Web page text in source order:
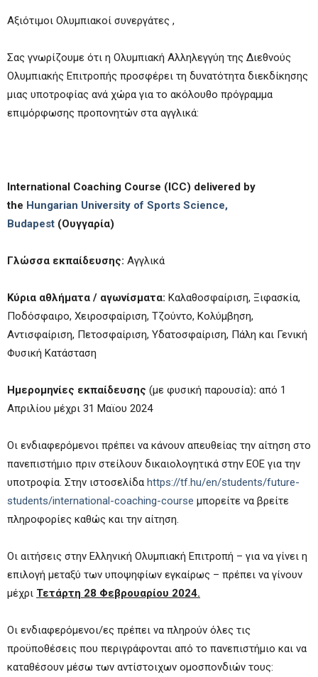
Αξιότιμοι Ολυμπιακοί συνεργάτες ,
Σας γνωρίζουμε ότι η Ολυμπιακή Αλληλεγγύη της Διεθνούς
Ολυμπιακής Επιτροπής προσφέρει τη δυνατότητα διεκδίκησης
μιας υποτροφίας ανά χώρα για το ακόλουθο πρόγραμμα
επιμόρφωσης προπονητών στα αγγλικά:
International Coaching Course (ICC) delivered by
the Hungarian University of Sports Science,
Budapest (Ουγγαρία)
Γλώσσα εκπαίδευσης: Αγγλικά
Κύρια αθλήματα / αγωνίσματα: Καλαθοσφαίριση, Ξιφασκία,
Ποδόσφαιρο, Χειροσφαίριση, Τζούντο, Κολύμβηση,
Αντισφαίριση, Πετοσφαίριση, Υδατοσφαίριση, Πάλη και Γενική
Φυσική Κατάσταση
Ημερομηνίες εκπαίδευσης (με φυσική παρουσία): από 1
Απριλίου μέχρι 31 Μαϊου 2024
Οι ενδιαφερόμενοι πρέπει να κάνουν απευθείας την αίτηση στο
πανεπιστήμιο πριν στείλουν δικαιολογητικά στην ΕΟΕ για την
υποτροφία. Στην ιστοσελίδα https://tf.hu/en/students/future-
students/international-coaching-course μπορείτε να βρείτε
πληροφορίες καθώς και την αίτηση.
Οι αιτήσεις στην Ελληνική Ολυμπιακή Επιτροπή – για να γίνει η
επιλογή μεταξύ των υποψηφίων εγκαίρως – πρέπει να γίνουν
μέχρι Τετάρτη 28 Φεβρουαρίου 2024.
Οι ενδιαφερόμενοι/ες πρέπει να πληρούν όλες τις
προϋποθέσεις που περιγράφονται από το πανεπιστήμιο και να
καταθέσουν μέσω των αντίστοιχων ομοσπονδιών τους: